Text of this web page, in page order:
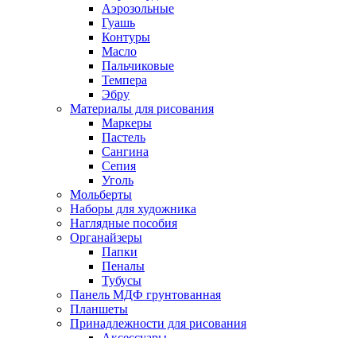
Аэрозольные
Гуашь
Контуры
Масло
Пальчиковые
Темпера
Эбру
Материалы для рисования
Маркеры
Пастель
Сангина
Сепия
Уголь
Мольберты
Наборы для художника
Наглядные пособия
Органайзеры
Папки
Пеналы
Тубусы
Панель МДФ грунтованная
Планшеты
Принадлежности для рисования